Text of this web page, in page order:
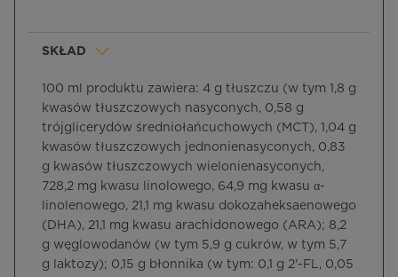
SKŁAD
100 ml produktu zawiera: 4 g tłuszczu (w tym 1,8 g
kwasów tłuszczowych nasyconych, 0,58 g
trójglicerydów średniołańcuchowych (MCT), 1,04 g
kwasów tłuszczowych jednonienasyconych, 0,83
g kwasów tłuszczowych wielonienasyconych,
728,2 mg kwasu linolowego, 64,9 mg kwasu α-
linolenowego, 21,1 mg kwasu dokozaheksaenowego
(DHA), 21,1 mg kwasu arachidonowego (ARA); 8,2
g węglowodanów (w tym 5,9 g cukrów, w tym 5,7
g laktozy); 0,15 g błonnika (w tym: 0,1 g 2'-FL, 0,05